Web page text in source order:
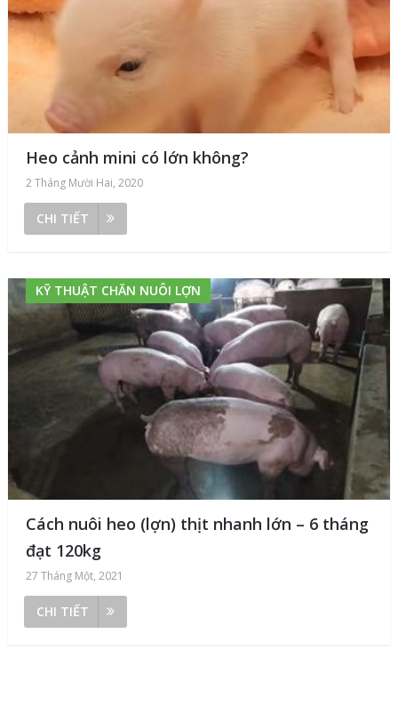
Heo cảnh mini có lớn không?
2 Tháng Mười Hai, 2020
CHI TIẾT
KỸ THUẬT CHĂN NUÔI LỢN
Cách nuôi heo (lợn) thịt nhanh lớn – 6 tháng
đạt 120kg
27 Tháng Một, 2021
CHI TIẾT